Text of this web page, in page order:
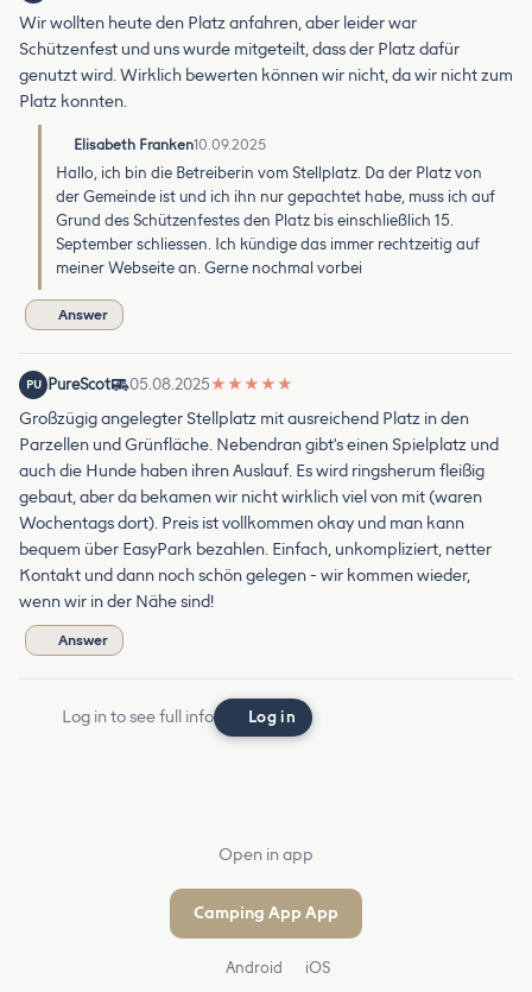
Wir wollten heute den Platz anfahren, aber leider war
Schützenfest und uns wurde mitgeteilt, dass der Platz dafür
genutzt wird. Wirklich bewerten können wir nicht, da wir nicht zum
Platz konnten.
Elisabeth Franken10.09.2025
Hallo, ich bin die Betreiberin vom Stellplatz. Da der Platz von
der Gemeinde ist und ich ihn nur gepachtet habe, muss ich auf
Grund des Schützenfestes den Platz bis einschließlich 15.
September schliessen. Ich kündige das immer rechtzeitig auf
meiner Webseite an. Gerne nochmal vorbei
Answer
PU PureScot 05.08.2025★ ★ ★ ★ ★
Großzügig angelegter Stellplatz mit ausreichend Platz in den
Parzellen und Grünfläche. Nebendran gibt's einen Spielplatz und
auch die Hunde haben ihren Auslauf. Es wird ringsherum fleißig
gebaut, aber da bekamen wir nicht wirklich viel von mit (waren
Wochentags dort). Preis ist vollkommen okay und man kann
bequem über EasyPark bezahlen. Einfach, unkompliziert, netter
Kontakt und dann noch schön gelegen - wir kommen wieder,
wenn wir in der Nähe sind!
Answer
Log in to see full info Log in
Open in app
Camping App App
Android iOS